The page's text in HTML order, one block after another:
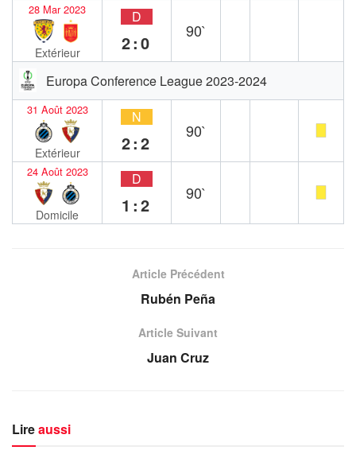
28 Mar 2023
Extérieur
D
2:0
90`
Europa Conference League 2023-2024
31 Août 2023
Extérieur
N
2:2
90`
24 Août 2023
Domicile
D
1:2
90`
Article Précédent
Rubén Peña
Article Suivant
Juan Cruz
Lireaussi